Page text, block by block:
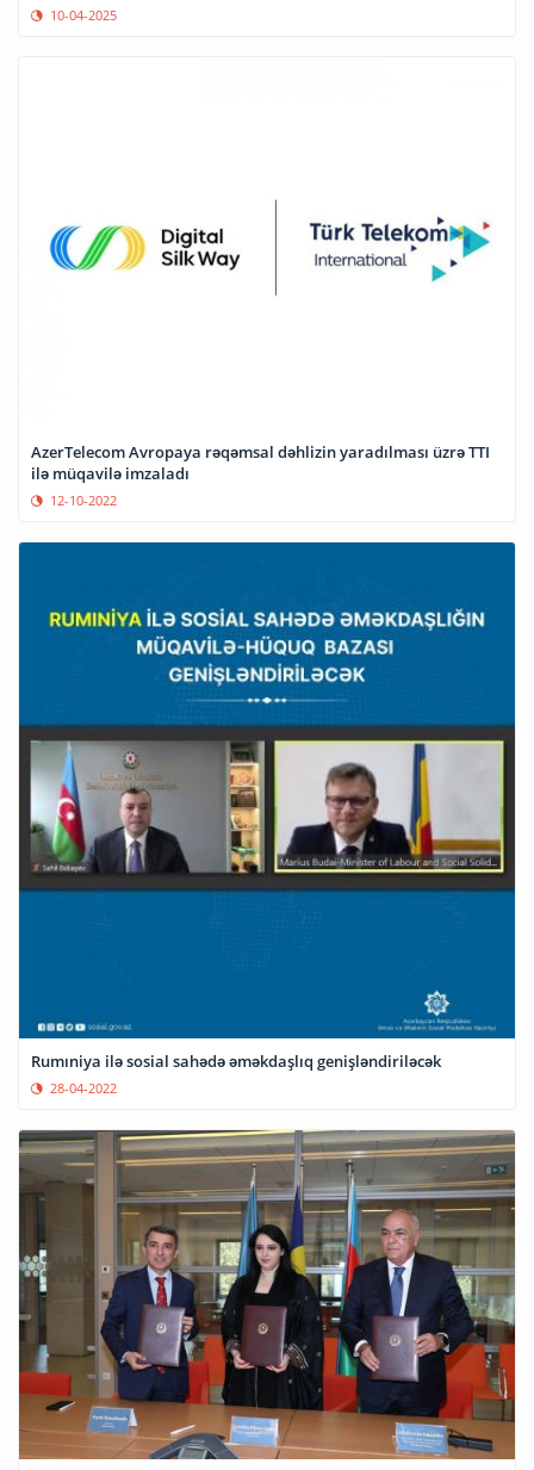
10-04-2025
AzerTelecom Avropaya rəqəmsal dəhlizin yaradılması üzrə TTI
ilə müqavilə imzaladı
12-10-2022
Rumıniya ilə sosial sahədə əməkdaşlıq genişləndiriləcək
28-04-2022